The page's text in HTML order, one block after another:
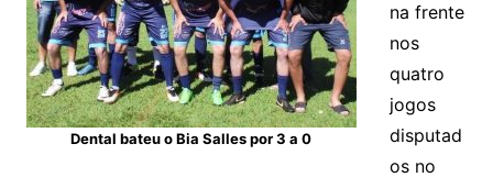
Dental bateu o Bia Salles por 3 a 0
na frente
nos
quatro
jogos
disputad
os no